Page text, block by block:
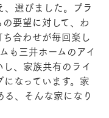
選びました。プラ
要望に対して、わ
合わせが毎回楽し
も三井ホームのアイ
、家族共有のライ
なっています。家
、そんな家になり